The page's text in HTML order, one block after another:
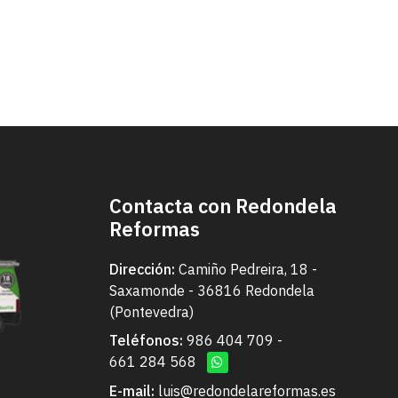
Contacta con Redondela
Reformas
Dirección: Camiño Pedreira, 18 -
Saxamonde - 36816 Redondela
(Pontevedra)
Teléfonos: 986 404 709 -
661 284 568
E-mail: luis@redondelareformas.es